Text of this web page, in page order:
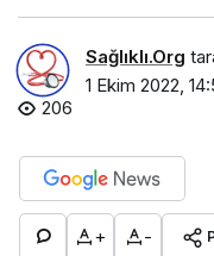
Sağlıklı.Org
1 Ekim 2022,
206
+ -